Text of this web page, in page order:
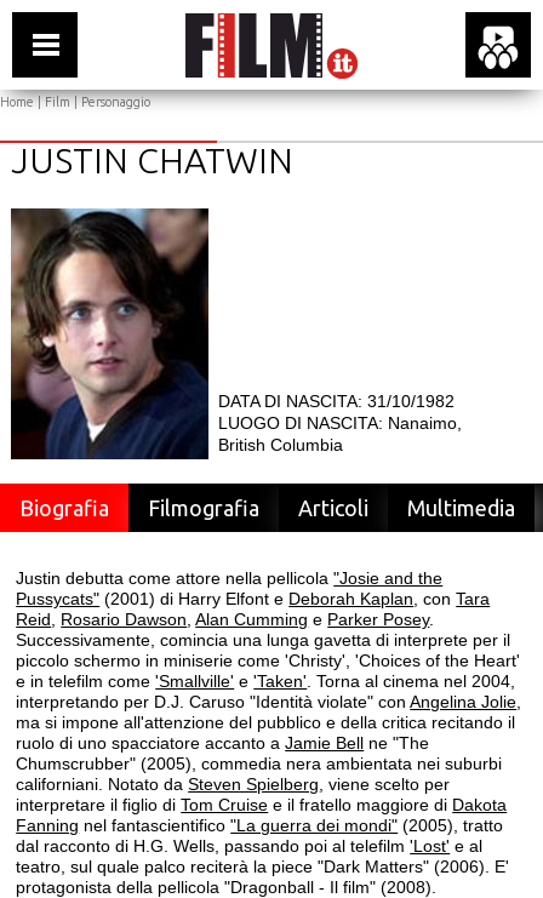
Home|Film| Personaggio
JUSTIN CHATWIN
DATA DI NASCITA: 31/10/1982
LUOGO DI NASCITA: Nanaimo,
British Columbia
Biografia Filmografia Articoli Multimedia
Justin debutta come attore nella pellicola"Josie and the
Pussycats" (2001) di Harry Elfont e Deborah Kaplan , conTara
Reid
Rosario Dawson ,Alan Cumming e Parker Posey.
Successivamente, comincia una lunga gavetta di interprete per il
piccolo schermo in miniserie come 'Christy', 'Choices of the Heart'
e in telefilm come'Smallville' e'Taken' . Torna al cinema nel 2004,
interpretando per D.J. Caruso "Identità violate" conAngelina Jolie
ma si impone all'attenzione del pubblico e della critica recitando il
ruolo di uno spacciatore accanto aJamie Bell ne "The
Chumscrubber" (2005), commedia nera ambientata nei suburbi
californiani. Notato daSteven Spielberg , viene scelto per
interpretare il figlio diTom Cruise e il fratello maggiore di Dakota
Fanning nel fantascientifico"La guerra dei mondi" (2005), tratto
dal racconto di H.G. Wells, passando poi al telefilm'Lost' e al
teatro, sul quale palco reciterà la piece "Dark Matters" (2006). E'
protagonista della pellicola "Dragonball - Il film" (2008).